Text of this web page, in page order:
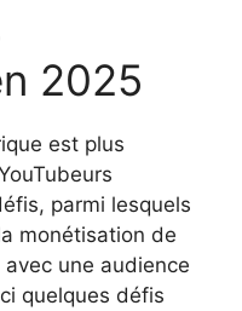
2025
est plus
parmi lesquels
monétisation de
une audience
quelques défis